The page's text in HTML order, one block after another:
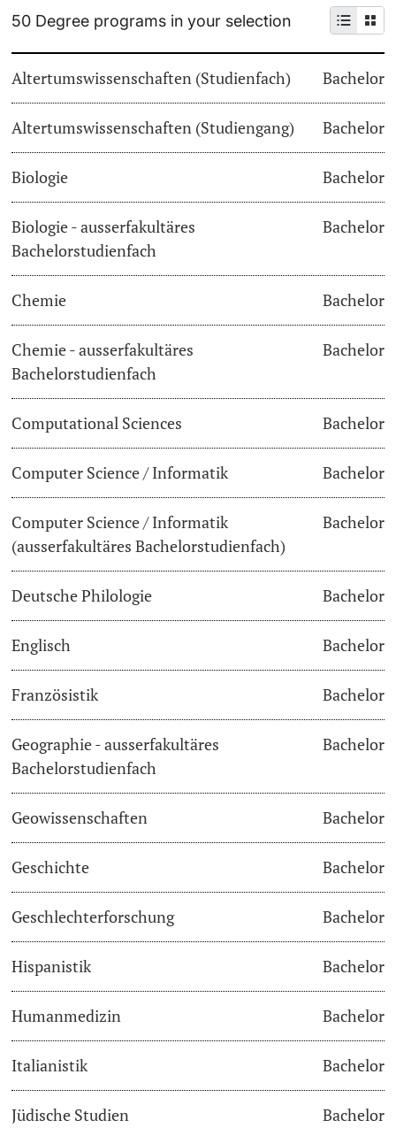
PhD Candidates
Donors & Alumni
Further information
Lecturers
Informations, Events & Get a Taste
Student Advice Center
Academic Advice
In My Studies
Course Directory
Course Registration
Dates
Documents & Verification
Welcome to the University of Basel
Mobility
Course Auditors
Student Life
Campus Stories
Advice & Support
Student Advice Center
Funding
Career Counseling
Social Services & Health Care
Continuing Education
University
50 Degree programs in your selection
Altertumswissenschaften (Studienfach) Bachelor
Altertumswissenschaften (Studiengang) Bachelor
Biologie Bachelor
Biologie - ausserfakultäres
Bachelorstudienfach
Bachelor
Chemie Bachelor
Chemie - ausserfakultäres
Bachelorstudienfach
Bachelor
Computational Sciences Bachelor
Computer Science / Informatik Bachelor
Computer Science / Informatik
(ausserfakultäres Bachelorstudienfach)
Bachelor
Deutsche Philologie Bachelor
Englisch Bachelor
Französistik Bachelor
Geographie - ausserfakultäres
Bachelorstudienfach
Bachelor
Geowissenschaften Bachelor
Geschichte Bachelor
Geschlechterforschung Bachelor
Hispanistik Bachelor
Humanmedizin Bachelor
Italianistik Bachelor
Jüdische Studien Bachelor